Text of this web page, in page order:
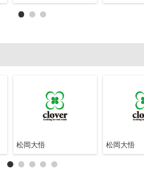
松岡大悟 松岡大悟